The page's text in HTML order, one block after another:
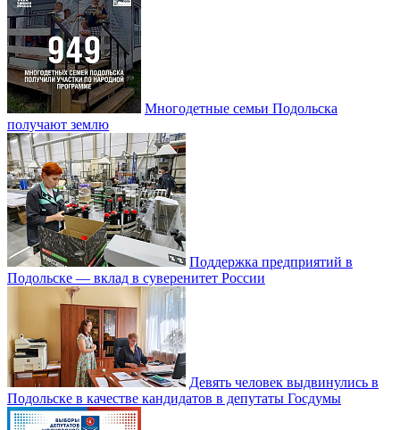
Многодетные семьи Подольска
получают землю
Поддержка предприятий в
Подольске — вклад в суверенитет России
Девять человек выдвинулись в
Подольске в качестве кандидатов в депутаты Госдумы